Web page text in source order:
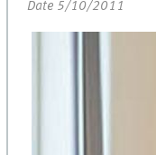
Date 5/10/2011